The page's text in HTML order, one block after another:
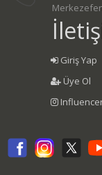
Giriş Yap
Üye Ol